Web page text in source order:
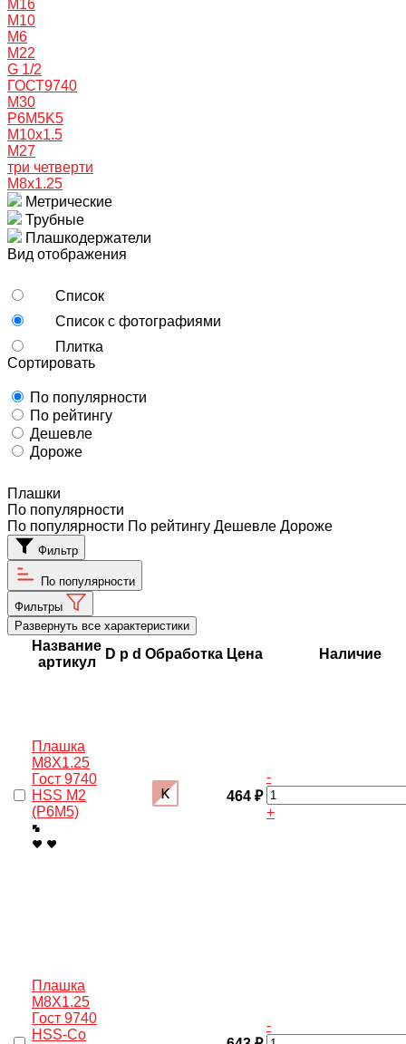
M16
M10
M6
M22
G 1/2
ГОСТ9740
M30
P6M5K5
М10х1.5
М27
три четверти
М8х1.25
Метрические
Трубные
Плашкодержатели
Вид отображения
Список
Список с фотографиями
Плитка
Сортировать
По популярности
По рейтингу
Дешевле
Дороже
Плашки
По популярности
По популярности По рейтингу Дешевле Дороже
Фильтр
По популярности
Фильтры
Развернуть все характеристики
Название
артикул
D p d Обработка Цена Наличие
Плашка
M8X1.25
Гост 9740
HSS M2
(Р6М5)
464 ₽
-
+
Плашка
M8X1.25
Гост 9740
HSS-Co
-